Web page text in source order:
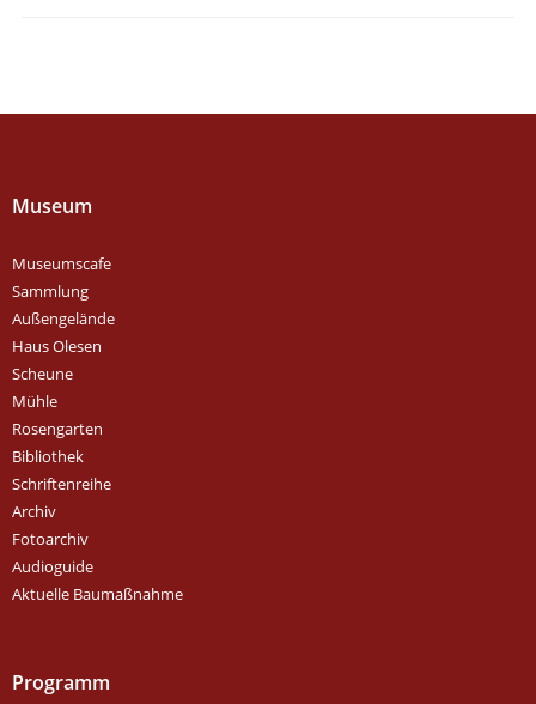
Museum
Museumscafe
Sammlung
Außengelände
Haus Olesen
Scheune
Mühle
Rosengarten
Bibliothek
Schriftenreihe
Archiv
Fotoarchiv
Audioguide
Aktuelle Baumaßnahme
Programm